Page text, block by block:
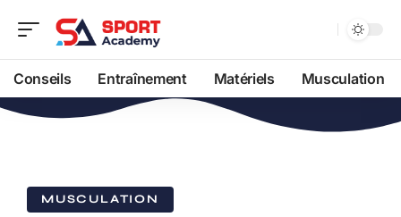
Conseils Entraînement Matériels Musculation
MUSCULATION